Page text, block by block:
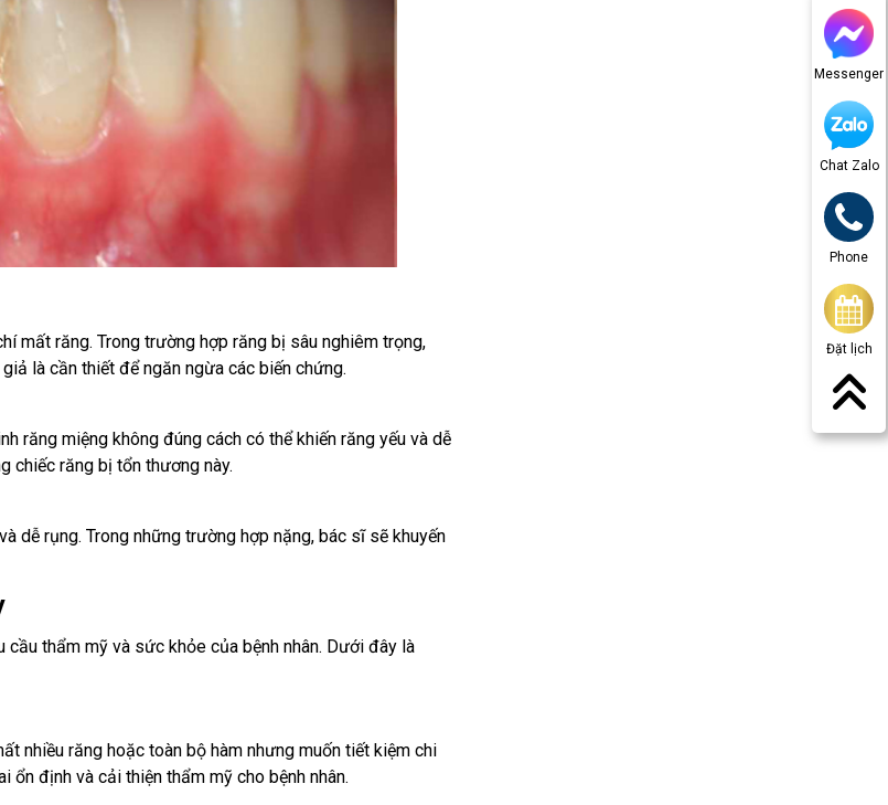
Messenger
Chat Zalo
Phone
Đặt lịch
mất răng. Trong trường hợp răng bị sâu nghiêm trọng,
là cần thiết để ngăn ngừa các biến chứng.
răng miệng không đúng cách có thể khiến răng yếu và dễ
chiếc răng bị tổn thương này.
dễ rụng. Trong những trường hợp nặng, bác sĩ sẽ khuyến
cầu thẩm mỹ và sức khỏe của bệnh nhân. Dưới đây là
nhiều răng hoặc toàn bộ hàm nhưng muốn tiết kiệm chi
ổn định và cải thiện thẩm mỹ cho bệnh nhân.